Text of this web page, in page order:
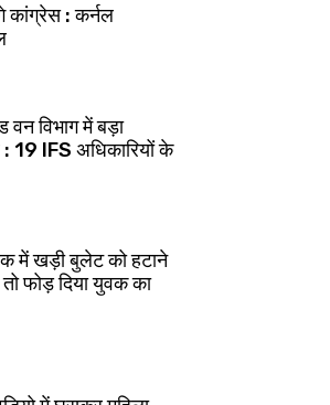
कांग्रेस : कर्नल
वन विभाग में बड़ा
19 IFS अधिकारियों के
में खड़ी बुलेट को हटाने
तो फोड़ दिया युवक का